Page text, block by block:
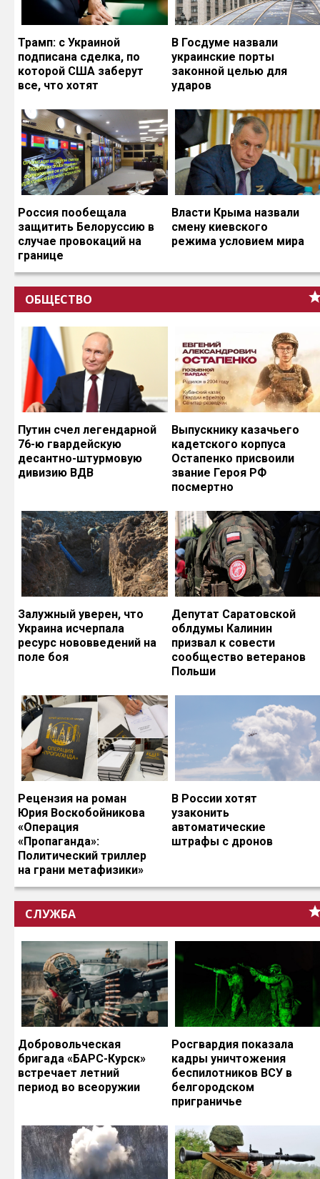
Трамп: с Украиной
подписана сделка, по
которой США заберут
все, что хотят
В Госдуме назвали
украинские порты
законной целью для
ударов
Россия пообещала
защитить Белоруссию в
случае провокаций на
границе
Власти Крыма назвали
смену киевского
режима условием мира
ОБЩЕСТВО
Путин счел легендарной
76-ю гвардейскую
десантно-штурмовую
дивизию ВДВ
Выпускнику казачьего
кадетского корпуса
Остапенко присвоили
звание Героя РФ
посмертно
Залужный уверен, что
Украина исчерпала
ресурс нововведений на
поле боя
Депутат Саратовской
облдумы Калинин
призвал к совести
сообщество ветеранов
Польши
Рецензия на роман
Юрия Воскобойникова
«Операция
«Пропаганда»:
Политический триллер
на грани метафизики»
В России хотят
узаконить
автоматические
штрафы с дронов
СЛУЖБА
Добровольческая
бригада «БАРС-Курск»
встречает летний
период во всеоружии
Росгвардия показала
кадры уничтожения
беспилотников ВСУ в
белгородском
приграничье